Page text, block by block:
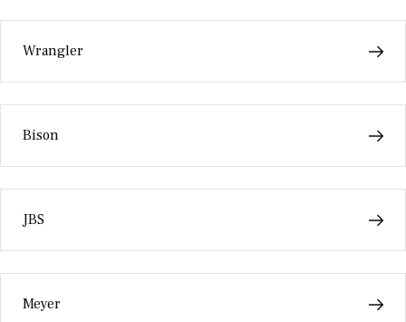
Wrangler
Bison
JBS
Meyer